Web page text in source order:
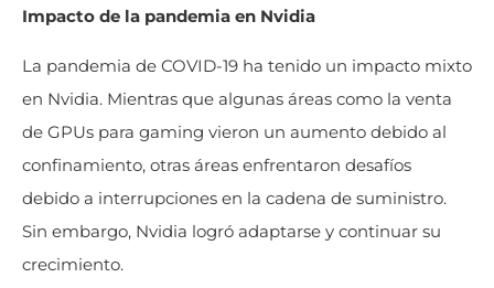
Impacto de la pandemia en Nvidia
La pandemia de COVID-19 ha tenido un impacto mixto
en Nvidia. Mientras que algunas áreas como la venta
de GPUs para gaming vieron un aumento debido al
confinamiento, otras áreas enfrentaron desafíos
debido a interrupciones en la cadena de suministro.
Sin embargo, Nvidia logró adaptarse y continuar su
crecimiento.